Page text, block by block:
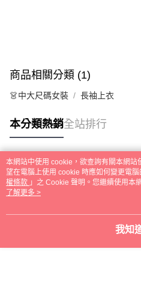
商品相關分類 (1)
👗中大尺碼女裝 長袖上衣
本分類熱銷全站排行
熱門標籤
本網站中使用 cookie，欲查詢有關本網
望在電腦上使用 cookie 時應如何變更電
權條款 」之 Cookie 聲明。您繼續使用本
用條款之 Cookie 聲明使用 cookie。
了解更多 >
我知